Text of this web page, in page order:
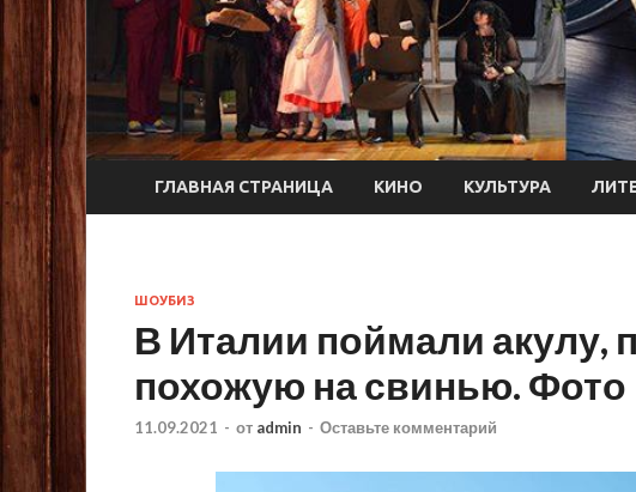
ГЛАВНАЯ СТРАНИЦА КИНО КУЛЬТУРА
ШОУБИЗ
В Италии поймали акулу,
похожую на свинью. Фото
11.09.2021 - от admin - Оставьте комментарий